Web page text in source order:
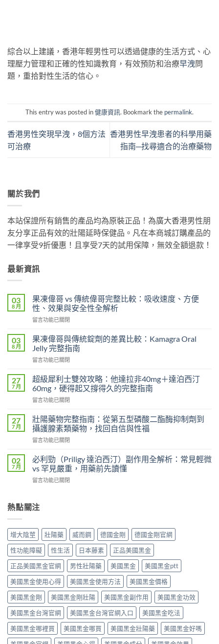
綜合以上建議，香港年輕男性可以透過健康的生活方式、心
理壓力管理和正確的性知識教育，有效預防和治療早洩問
題，重拾對性生活的信心。
This entry was posted in健康資訊. Bookmark the permalink.
香港男性突現早洩，8個方法
可治療
香港男性早洩患者的科學用藥
指南─找尋適合的治療藥物
關於我們
本站保證所有銷售的產品均為原裝正品！為廣大香港男性朋
友分享正品有效的壯陽延時保健品。凡在本商城訂購產品的
一律享受9折優惠！且享受7天的試用保障，無效全額退款！
最新資訊
03
8 月
果凍偉哥 vs 傳統偉哥完整比較：吸收速度、方便
性、效果與安全性全解析
在
凍
偉
哥
vs
統
偉
完
比
較：
收
度、
方
便
果
與
全
性
全
解
析〉
中
留言功能已關閉
03
8 月
果凍偉哥與傳統錠劑的差異比較：Kamagra Oral
Jelly 完整指南
在
凍
偉
哥
與
統
錠
劑
的
異
比
Kamagra
完
南〉
中
留言功能已關閉
27
7 月
超級犀利士雙效攻略：他達拉非40mg＋達泊西汀
60mg，硬得起又撐得久的完整指南
在
級
犀
利
士
效
他
非
達
泊
西
汀
60mg，
硬
得
起
又
撐
得
久
的
完
留言功能已關閉
27
7 月
壯陽藥物完整指南：從第五型磷酸二酯酶抑制劑到
攝護腺素類藥物，找回自信與性福
在
陽
藥
物
完
南：
五
型
磷
酸
二
酯
酶
抑
制
劑
到
攝
護
腺
留言功能已關閉
02
7 月
必利勁（Priligy 達泊西汀）副作用全解析：常見輕微
vs 罕見嚴重，用藥前先讀懂
在
勁
（Priligy
泊
西
汀）
副
作
用
全
解
析：
常
見
輕
微
vs
留言功能已關閉
熱點關注
增大陰莖 壯陽藥 威而鋼 德國金剛
德國金剛官網
性功能障礙
性生活 日本藤素
正品美國黑金
正品美國黑金官網
男性壯陽藥 美國黑金
美國黑金ptt
美國黑金使用心得
美國黑金使用方法
美國黑金價格
美國黑金剛
美國黑金剛壯陽 美國黑金副作用
美國黑金功效
美國黑金台灣官網
美國黑金台灣官網入口
美國黑金吃法
美國黑金哪裡買
美國黑金哪買 美國黑金壯陽藥
美國黑金好嗎